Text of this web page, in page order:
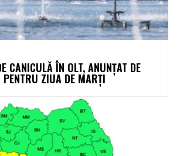
CANICULĂ ÎN OLT, ANUNȚAT DE
PENTRU ZIUA DE MARȚI